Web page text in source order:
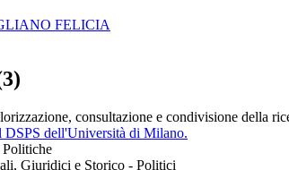
FELICIA
consultazione e condivisione della
DSPS dell'Università di Milano.
Giuridici e Storico - Politici